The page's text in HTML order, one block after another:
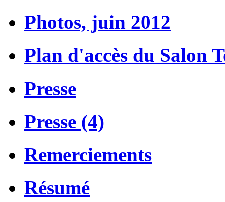
Photos, juin 2012
Plan d'accès du Salon
Presse
Presse (4)
Remerciements
Résumé